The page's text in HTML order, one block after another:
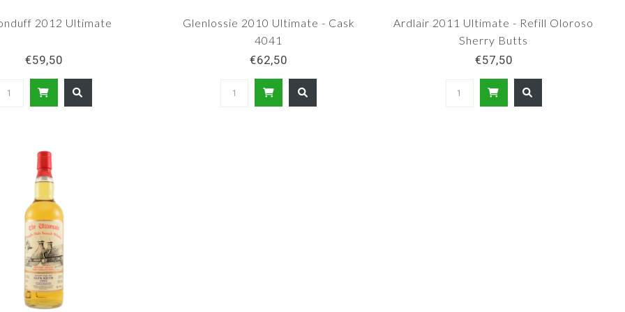
2012 Ultimate
€59,50
Glenlossie 2010 Ultimate - Cask
4041
€62,50
Ardlair 2011 Ultimate - Refill Oloroso
Sherry Butts
€57,50